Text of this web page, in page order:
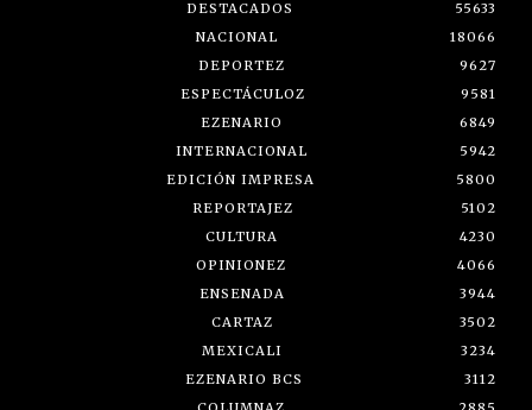
DESTACADOS
55633
NACIONAL
18066
DEPORTEZ
9627
ESPECTÁCULOZ
9581
EZENARIO
6849
INTERNACIONAL
5942
EDICIÓN IMPRESA
5800
REPORTAJEZ
5102
CULTURA
4230
OPINIONEZ
4066
ENSENADA
3944
CARTAZ
3502
MEXICALI
3234
EZENARIO BCS
3112